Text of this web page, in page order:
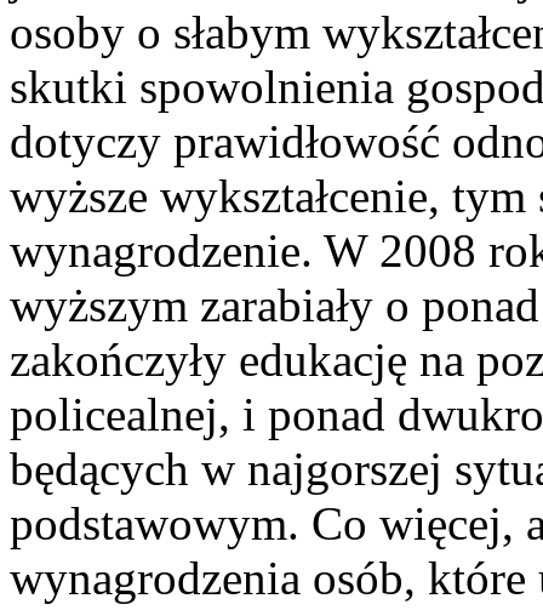
osoby o słabym
skutki spowolnienia
dotyczy prawidłowość
wyższe wykształcenie,
wynagrodzenie. W 2008
wyższym zarabiały o
zakończyły edukację na
policealnej, i ponad
będących w najgorszej
podstawowym. Co więcej,
wynagrodzenia osób,